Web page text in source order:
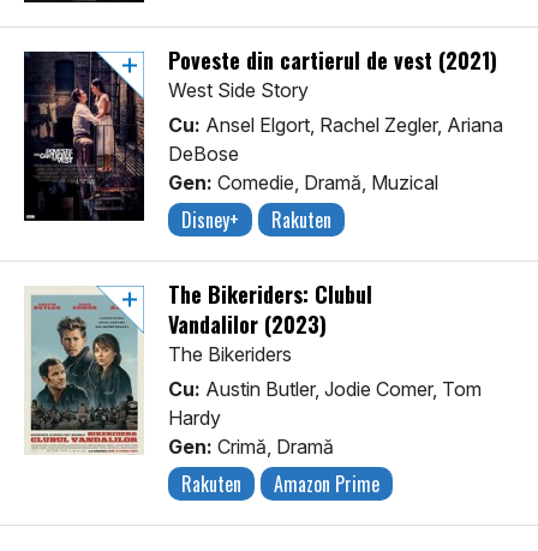
Poveste din cartierul de vest (2021)
West Side Story
Cu: Ansel Elgort, Rachel Zegler, Ariana
DeBose
Gen: Comedie, Dramă, Muzical
Disney+ Rakuten
The Bikeriders: Clubul
Vandalilor (2023)
The Bikeriders
Cu: Austin Butler, Jodie Comer, Tom
Hardy
Gen: Crimă, Dramă
Rakuten Amazon Prime